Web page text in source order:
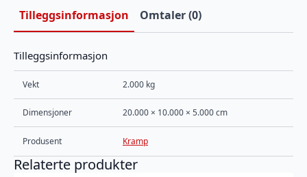
Tilleggsinformasjon Omtaler (0)
Tilleggsinformasjon
Vekt 2.000 kg
Dimensjoner 20.000 × 10.000 × 5.000 cm
Produsent Kramp
Relaterte produkter